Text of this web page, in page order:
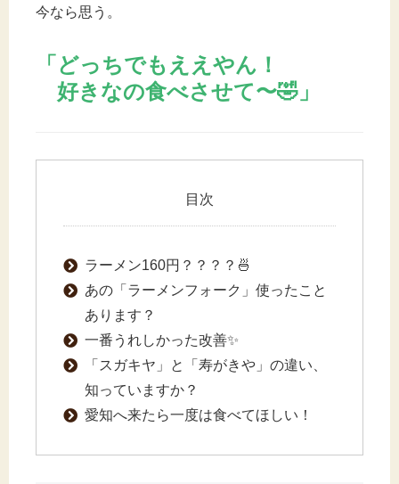
今なら思う。
「どっちでもええやん！
好きなの食べさせて〜🤣」
目次
ラーメン160円？？？？🍜
あの「ラーメンフォーク」使ったこと
あります？
一番うれしかった改善✨
「スガキヤ」と「寿がきや」の違い、
知っていますか？
愛知へ来たら一度は食べてほしい！